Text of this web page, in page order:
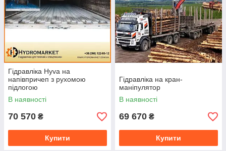
Гідравліка Hyva на
напівпричеп з рухомою
підлогою
В наявності
70 570 ₴
Купити
Гідравліка на кран-
маніпулятор
В наявності
69 670 ₴
Купити